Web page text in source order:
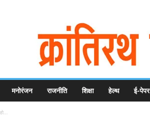
मनोरंजन राजनीति शिक्षा हेल्थ ई-पेपर